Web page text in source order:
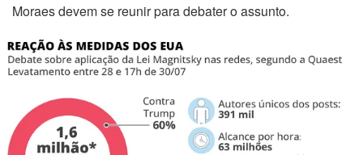
Moraes devem se reunir para debater o assunto.